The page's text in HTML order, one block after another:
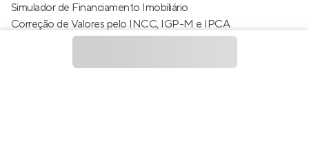
Simulador de Financiamento Imobiliário
Correção de Valores pelo INCC, IGP-M e IPCA
Estimativa de valor do condomínio